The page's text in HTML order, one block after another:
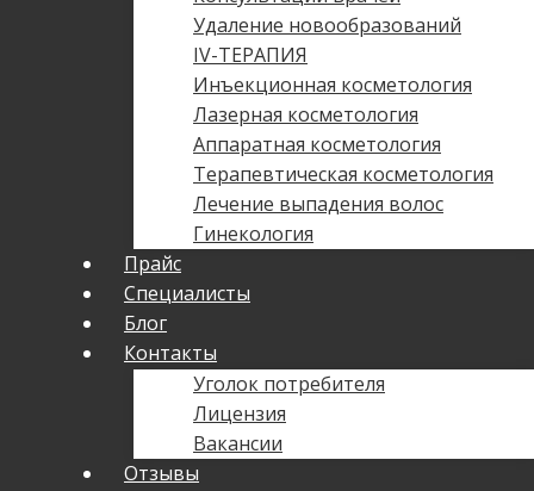
Удаление новообразований
IV-ТЕРАПИЯ
Инъекционная косметология
Лазерная косметология
Аппаратная косметология
Терапевтическая косметология
Лечение выпадения волос
Гинекология
Прайс
Специалисты
Блог
Контакты
Уголок потребителя
Лицензия
Вакансии
Отзывы